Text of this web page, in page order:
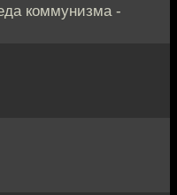
коммунизма -